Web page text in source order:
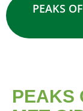
PEAKS
PEAKS